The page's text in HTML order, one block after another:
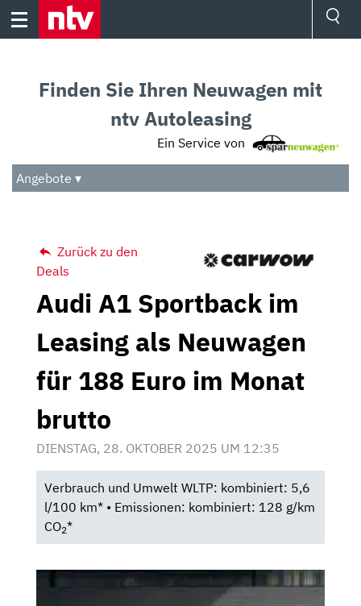
Skip
Audio
Das Beste
Finden Sie Ihren Neuwagen mit
ntv Autoleasing
Ein Service von
Angebote ▾
Zurück zu den
Deals
Audi A1 Sportback im
Leasing als Neuwagen
für 188 Euro im Monat
brutto
DIENSTAG, 28. OKTOBER 2025 UM 12:35
Verbrauch und Umwelt WLTP: kombiniert: 5,6
l/100 km* • Emissionen: kombiniert: 128 g/km
CO2*